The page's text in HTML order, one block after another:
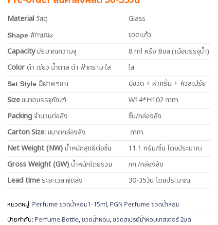
Material วัสดุ Glass
Shape ลักษณะ
ขวดแก้ว
Capacityปริมาณความจุ
8 ml หรือ 8มล.(เมือบรรจุน้ำ)
Colorดำ เขียว น้ำตาล ดำ ฟ้าคราม ใส ใส
Set Style มีฝาครอบ
มีขวด + ฝาคริ้ม + หัวสเปร์ย
Sizeขนาดบรรจุภัณฑ์
W14*H102 mm
Packingจำนวนต่อลัง
ชิ้น/กล่องลัง
Carton Size:ขนาดกล่องลัง
mm.
NetWeight (NW)น้ำหนักสุทธิต่อชิ้น
11.1 กรัม/ชิ้น โดยประมาณ
Gross Weight (GW)น้ำหนักโดยรวม
กก./กล่องลัง
Lead time ระยะเวลาจัดส่ง 30-35วัน โดยประมาณ
หมวดหมู่: Perfume ขวดน้ำหอม1-15ml,PGN Perfume ขวดน้ำหอม
ป้ายกำกับ: Perfume Bottle,ขวดน้ำหอม,ขวดสเปรย์น้ำหอมเทสเตอร์ 2มล